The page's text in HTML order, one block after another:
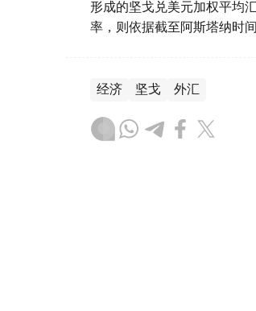
形成的坚戈兑美元加权平均
率，则依据截至阿斯塔纳时
经济 坚戈 外汇